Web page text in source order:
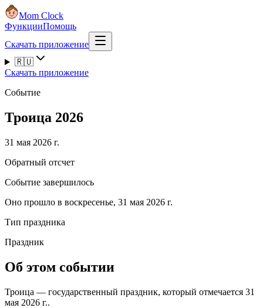
Mom Clock
ФункцииПомощь
Скачать приложение
🇷🇺
Скачать приложение
Событие
Троица 2026
31 мая 2026 г.
Обратный отсчет
Событие завершилось
Оно прошло в воскресенье, 31 мая 2026 г.
Тип праздника
Праздник
Об этом событии
Троица — государственный праздник, который отмечается 31
мая 2026 г..